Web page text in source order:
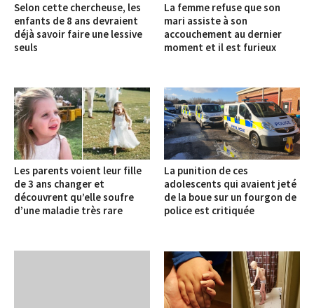
Selon cette chercheuse, les
enfants de 8 ans devraient
déjà savoir faire une lessive
seuls
La femme refuse que son
mari assiste à son
accouchement au dernier
moment et il est furieux
Les parents voient leur fille
de 3 ans changer et
découvrent qu’elle soufre
d’une maladie très rare
La punition de ces
adolescents qui avaient jeté
de la boue sur un fourgon de
police est critiquée